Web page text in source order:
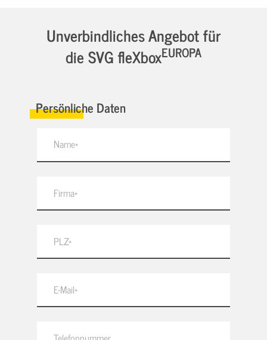
Unverbindliches Angebot für
die SVG fleXboxEUROPA
Persönliche Daten